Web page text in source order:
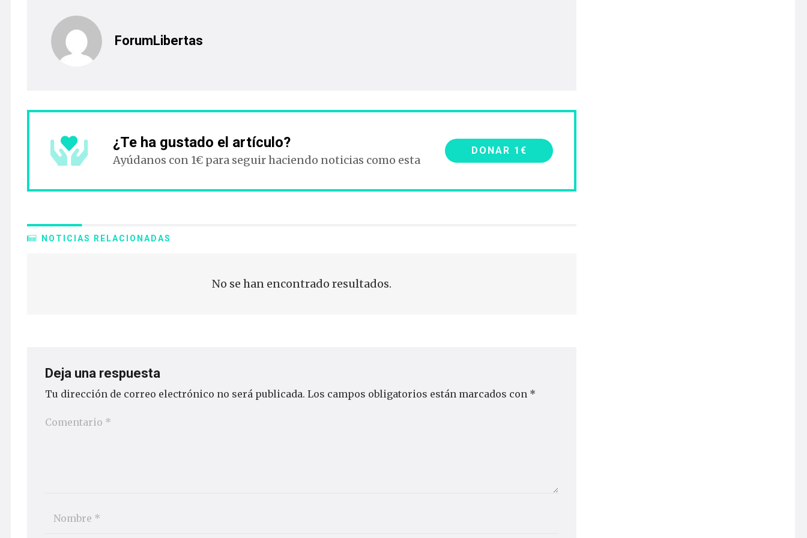
ForumLibertas
¿Te ha gustado el artículo?
Ayúdanos con 1€ para seguir haciendo noticias como esta
DONAR 1€
NOTICIAS RELACIONADAS
No se han encontrado resultados.
Deja una respuesta
Tu dirección de correo electrónico no será publicada. Los campos obligatorios están marcados con *